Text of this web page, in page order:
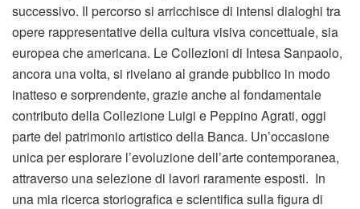
successivo. Il percorso si arricchisce di intensi dialoghi tra
opere rappresentative della cultura visiva concettuale, sia
europea che americana. Le Collezioni di Intesa Sanpaolo,
ancora una volta, si rivelano al grande pubblico in modo
inatteso e sorprendente, grazie anche al fondamentale
contributo della Collezione Luigi e Peppino Agrati, oggi
parte del patrimonio artistico della Banca. Un’occasione
unica per esplorare l’evoluzione dell’arte contemporanea,
attraverso una selezione di lavori raramente esposti. In
una mia ricerca storiografica e scientifica sulla figura di